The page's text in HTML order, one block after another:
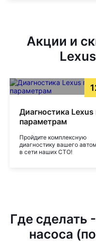
Акции и
Диагностика Lexus
параметрам
Пройдите комплексную
диагностику вашего
в сети наших СТО!
Где сделать
насоса